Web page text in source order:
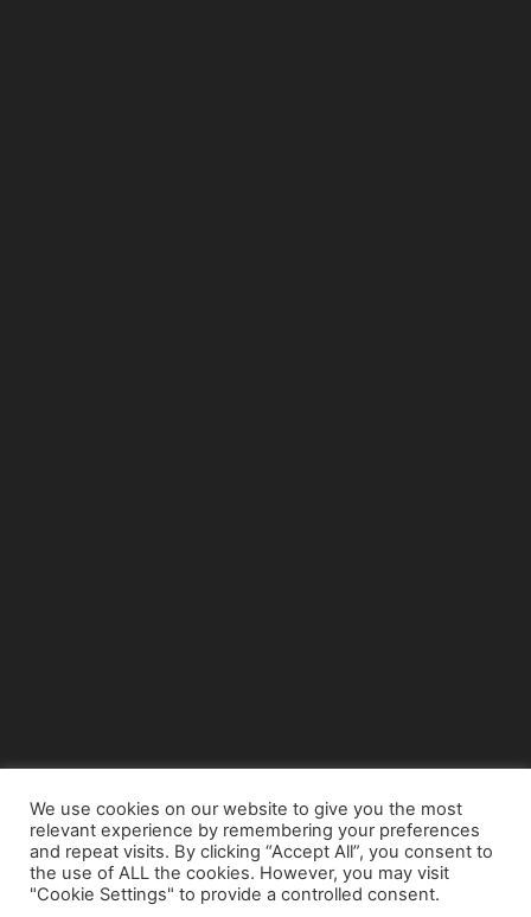
© Copyright 2015 - www.airnews.gr
We use cookies on our website to give you the most
relevant experience by remembering your preferences
and repeat visits. By clicking “Accept All”, you consent to
the use of ALL the cookies. However, you may visit
"Cookie Settings" to provide a controlled consent.